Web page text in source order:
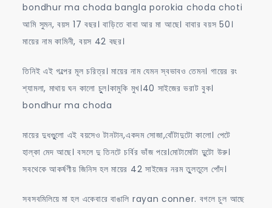
আমার
মা
bondhur ma choda bangla porokia choda choti
আমি সুমন, বয়স 17 বছর। বাড়িতে বাবা আর মা আছে। বাবার বয়স 50।
মায়ের নাম কামিনী, বয়স 42 বছর।
তিনিই এই গল্পের মূল চরিত্র। মায়ের নাম যেমন স্বভাবও তেমন। গায়ের রং
শ্যামলা, মাথায় ঘন কালো চুুল।কামুকি মুখ।40 সাইজের ভরাট বুক।
bondhur ma choda
মায়ের দুধগুুুলো এই বয়সেও টানটান,একদম সোজা,বোঁটাদুটো কালো। পেটে
হাল্কা মেদ আছে। বসলে দু তিনটে চর্বির ভাঁজ পরে।মোটামোটা দুুটো উরু।
সবথেকে আকর্ষণীয় জিনিস হল মায়ের 42 সাইজের নরম তুুলতুলে পোঁদ।
সবসবমিলিয়ে মা হল একেবারে বাঙালি rayan conner. বগলে চুল আছে